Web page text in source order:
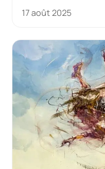
17 août 2025